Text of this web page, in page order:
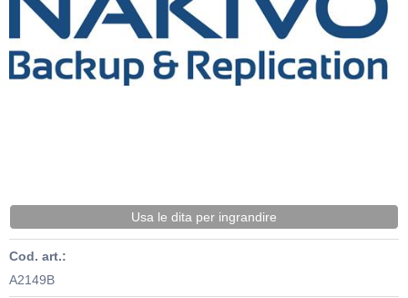
Usa le dita per ingrandire
Cod. art.:
A2149B